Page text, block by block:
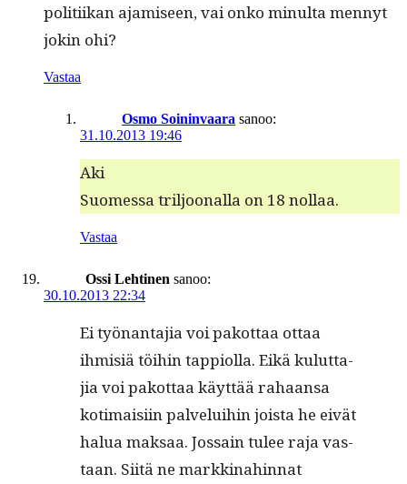
poli­ti­ikan ajamiseen, vai onko min­ul­ta men­nyt
jokin ohi?
Vastaa
Osmo Soininvaara sanoo:
31.10.2013 19:46
Aki
Suomes­sa triljoon­al­la on 18 nollaa.
Vastaa
Ossi Lehtinen sanoo:
30.10.2013 22:34
Ei työ­nan­ta­jia voi pakot­taa ottaa
ihmisiä töi­hin tap­pi­ol­la. Eikä kulut­ta­
jia voi pakot­taa käyt­tää rahaansa
koti­maisi­in palvelui­hin joista he eivät
halua mak­saa. Jos­sain tulee raja vas­
taan. Siitä ne markki­nahin­nat